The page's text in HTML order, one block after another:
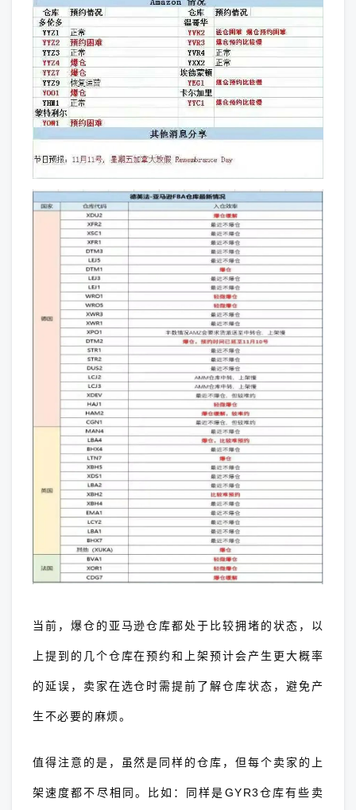
当前，爆仓的亚马逊仓库都处于比较拥堵的状态，以
上提到的几个仓库在预约和上架预计会产生更大概率
的延误，卖家在选仓时需提前了解仓库状态，避免产
生不必要的麻烦。
值得注意的是，虽然是同样的仓库，但每个卖家的上
架速度都不尽相同。比如：同样是GYR3仓库有些卖